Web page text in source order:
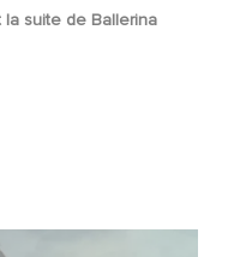
suite de Ballerina
sur Netflix